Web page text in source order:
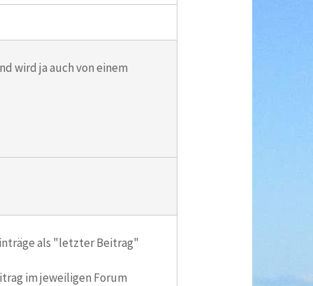
wird ja auch von einem
als "letzter Beitrag"
im jeweiligen Forum